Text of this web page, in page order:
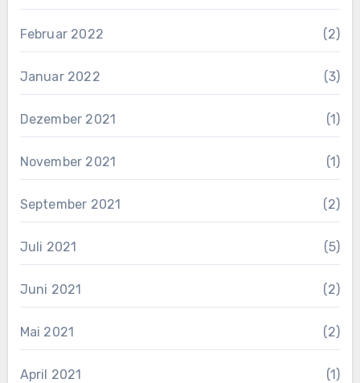
Februar 2022 (2)
Januar 2022 (3)
Dezember 2021 (1)
November 2021 (1)
September 2021 (2)
Juli 2021 (5)
Juni 2021 (2)
Mai 2021 (2)
April 2021 (1)